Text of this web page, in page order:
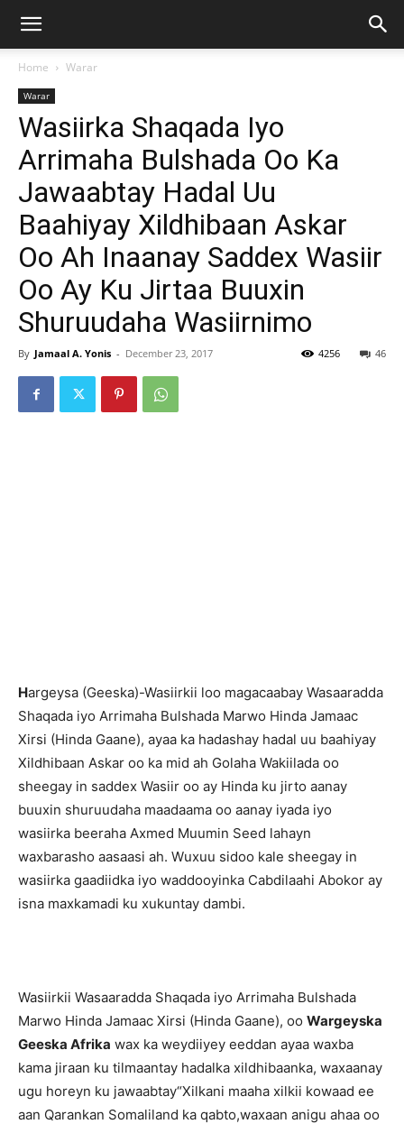
Home Warar
Warar
Wasiirka Shaqada Iyo
Arrimaha Bulshada Oo Ka
Jawaabtay Hadal Uu
Baahiyay Xildhibaan Askar
Oo Ah Inaanay Saddex Wasiir
Oo Ay Ku Jirtaa Buuxin
Shuruudaha Wasiirnimo
By Jamaal A. Yonis - December 23, 2017 46
4256
Hargeysa (Geeska)-Wasiirkii loo magacaabay Wasaaradda
Shaqada iyo Arrimaha Bulshada Marwo Hinda Jamaac
Xirsi (Hinda Gaane), ayaa ka hadashay hadal uu baahiyay
Xildhibaan Askar oo ka mid ah Golaha Wakiilada oo
sheegay in saddex Wasiir oo ay Hinda ku jirto aanay
buuxin shuruudaha maadaama oo aanay iyada iyo
wasiirka beeraha Axmed Muumin Seed lahayn
waxbarasho aasaasi ah. Wuxuu sidoo kale sheegay in
wasiirka gaadiidka iyo waddooyinka Cabdilaahi Abokor ay
isna maxkamadi ku xukuntay dambi.
Wasiirkii Wasaaradda Shaqada iyo Arrimaha Bulshada
Marwo Hinda Jamaac Xirsi (Hinda Gaane), oo Wargeyska
Geeska Afrika wax ka weydiiyey eeddan ayaa waxba
kama jiraan ku tilmaantay hadalka xildhibaanka, waxaanay
ugu horeyn ku jawaabtay“Xilkani maaha xilkii kowaad ee
aan Qarankan Somaliland ka qabto,waxaan anigu ahaa oo